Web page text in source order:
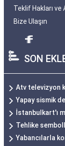
Teklif Hakları ve
Bize Ulaşın
SON
Atv televizyon
Yapay sismik
İstanbulkart'ı
Tehlike
Yabancılarla